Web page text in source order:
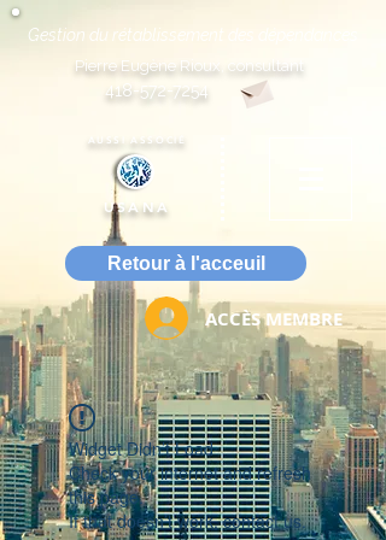
Gestion du rétablissement des dépendances
Pierre Eugène Rioux, consultant
418-572-7254
AUSSI ASSOCIÉ
USANA
Retour à l'acceuil
ACCÈS MEMBRE
Widget Didn’t Load
Check your internet and refresh
this page.
If that doesn’t work, contact us.